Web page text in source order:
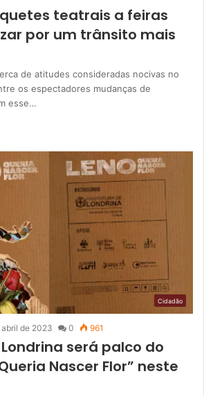
teatrais a feiras
por um trânsito mais
de atitudes consideradas nocivas no
os espectadores mudanças de
esse…
Cidadão
abril de 2023 0 961
será palco do
Nascer Flor” neste